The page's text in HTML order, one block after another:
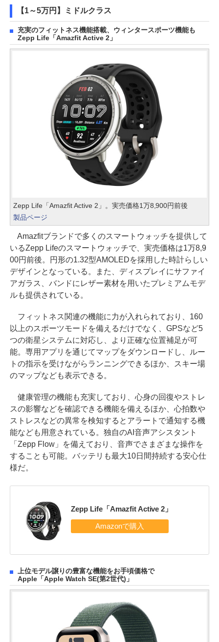
【1～5万円】ミドルクラス
充実のフィットネス機能搭載、ウィンタースポーツ機能も
Zepp Life「Amazfit Active 2」
Zepp Life「Amazfit Active 2」。実売価格1万8,900円前後
製品ページ
Amazfitブランドで多くのスマートウォッチを提供して
いるZepp Lifeのスマートウォッチで、実売価格は1万8,9
00円前後。円形の1.32型AMOLEDを採用した時計らしい
デザインとなっている。また、ディスプレイにサファイ
アガラス、バンドにレザー素材を用いたプレミアムモデ
ルも提供されている。
フィットネス関連の機能に力が入れられており、160
以上のスポーツモードを備えるだけでなく、GPSなど5
つの衛星システムに対応し、より正確な位置補足が可
能。専用アプリを通じてマップをダウンロードし、ルー
トの指示を受けながらランニングできるほか、スキー場
のマップなども表示できる。
健康管理の機能も充実しており、心身の回復やストレ
スの影響などを確認できる機能を備えるほか、心拍数や
ストレスなどの異常を検知するとアラートで通知する機
能なども用意されている。独自のAI音声アシスタント
「Zepp Flow」を備えており、音声でさまざまな操作を
することも可能。バッテリも最大10日間持続する安心仕
様だ。
Zepp Life「Amazfit Active 2」
上位モデル譲りの豊富な機能をお手頃価格で
Apple「Apple Watch SE(第2世代)」